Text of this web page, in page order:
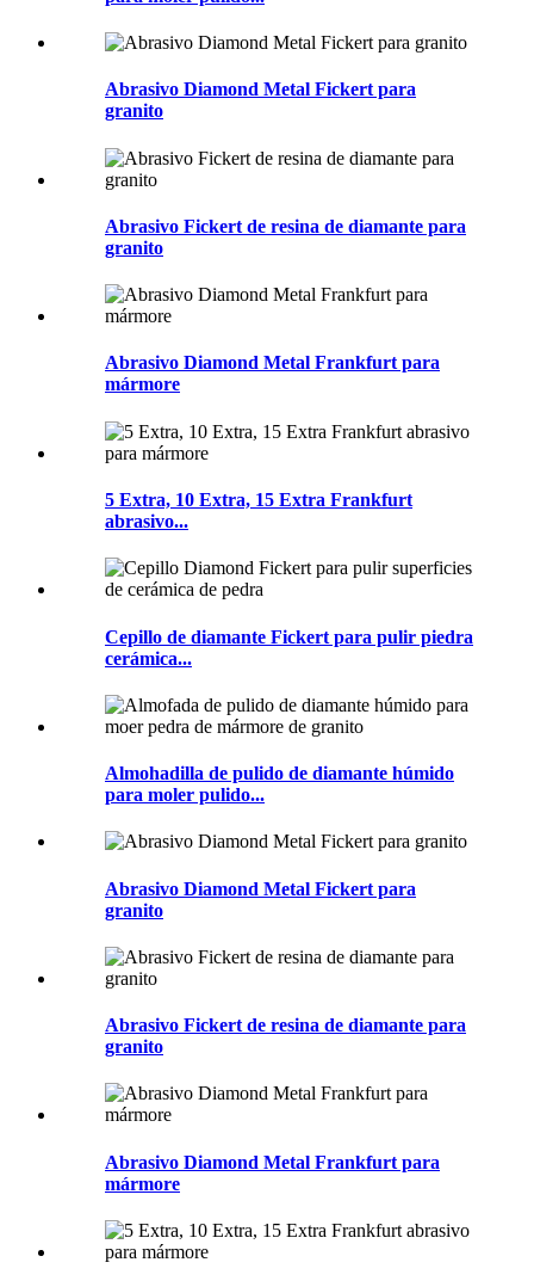
Abrasivo Diamond Metal Fickert para
granito
Abrasivo Fickert de resina de diamante para
granito
Abrasivo Diamond Metal Frankfurt para
mármore
5 Extra, 10 Extra, 15 Extra Frankfurt
abrasivo...
Cepillo de diamante Fickert para pulir piedra
cerámica...
Almohadilla de pulido de diamante húmido
para moler pulido...
Abrasivo Diamond Metal Fickert para
granito
Abrasivo Fickert de resina de diamante para
granito
Abrasivo Diamond Metal Frankfurt para
mármore